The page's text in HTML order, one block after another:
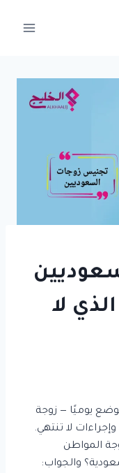
لا
يوميًا — زوجة
لا تنتهي.
المواطن
والجواب: